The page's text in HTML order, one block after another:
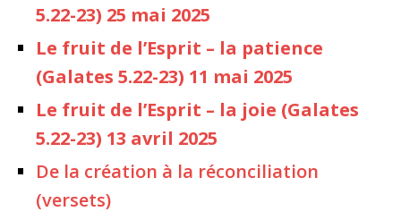
5.22-23) 25 mai 2025
Le fruit de l’Esprit – la patience
(Galates 5.22-23) 11 mai 2025
Le fruit de l’Esprit – la joie (Galates
5.22-23) 13 avril 2025
De la création à la réconciliation
(versets)